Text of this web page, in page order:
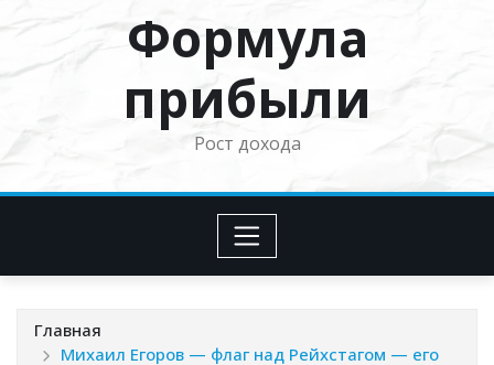
Формула
прибыли
Рост дохода
Главная
Михаил Егоров — флаг над Рейхстагом — его